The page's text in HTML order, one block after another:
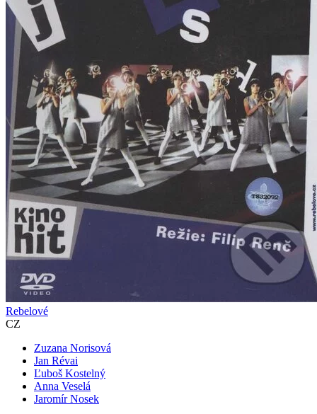
Rebelové
CZ
Zuzana Norisová
Jan Révai
Ľuboš Kostelný
Anna Veselá
Jaromír Nosek